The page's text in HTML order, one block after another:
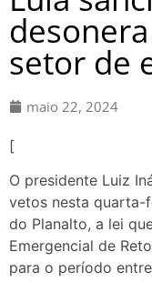
setor de
maio 22, 2024
[
O presidente Luiz
vetos nesta quarta-
do Planalto, a lei
Emergencial de
para o período